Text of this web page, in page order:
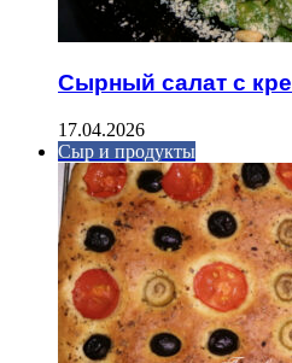
Сырный салат с
17.04.2026
Сыр и продукты